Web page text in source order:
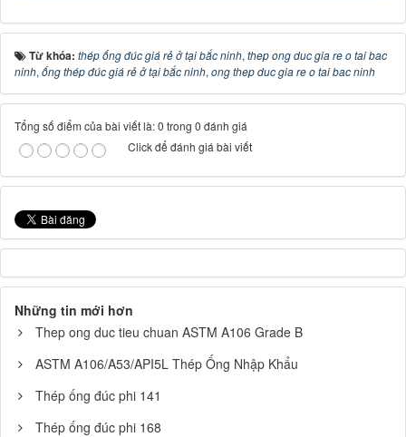
Từ khóa: thép ống đúc giá rẻ ở tại bắc ninh, thep ong duc gia re o tai bac
ninh, ống thép đúc giá rẻ ở tại bắc ninh, ong thep duc gia re o tai bac ninh
Tổng số điểm của bài viết là: 0 trong 0 đánh giá
Click để đánh giá bài viết
Những tin mới hơn
Thep ong duc tieu chuan ASTM A106 Grade B
ASTM A106/A53/API5L Thép Ống Nhập Khẩu
Thép ống đúc phi 141
Thép ống đúc phi 168